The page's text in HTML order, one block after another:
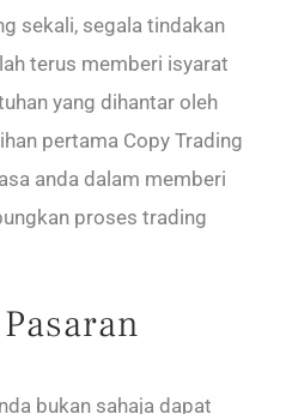
sekali, segala tindakan
terus memberi isyarat
yang dihantar oleh
pertama Copy Trading
anda dalam memberi
proses trading
bukan sahaja dapat